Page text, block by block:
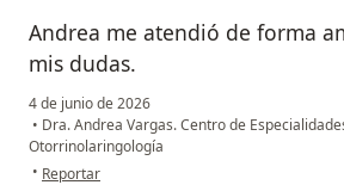
Andrea me atendió de forma
mis dudas.
4 de junio de 2026
• Dra. Andrea Vargas. Centro de
Otorrinolaringología
• en opinión del usuario ADN
Reportar